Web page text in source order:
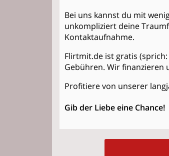
Bei uns kannst du mit
unkompliziert deine
Kontaktaufnahme.
Flirtmit.de ist gratis
Gebühren. Wir finanzieren
Profitiere von unserer
Gib der Liebe eine Chance!